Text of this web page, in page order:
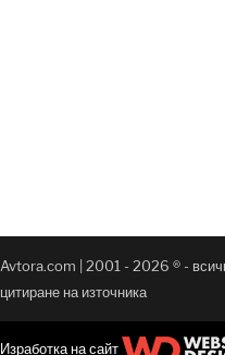
Avtora.com | 2001 - 2026 ® -
цитиране на източника
Изработка на сайт